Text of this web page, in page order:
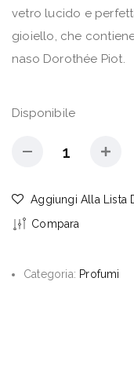
vetro lucido e
gioiello, che
naso Dorothée Piot.
Disponibile
Aggiungi Alla Lista
Compara
Categoria: Profumi